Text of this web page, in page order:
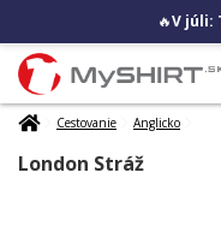
🔥V júli:
Cestovanie Anglicko
London Stráž